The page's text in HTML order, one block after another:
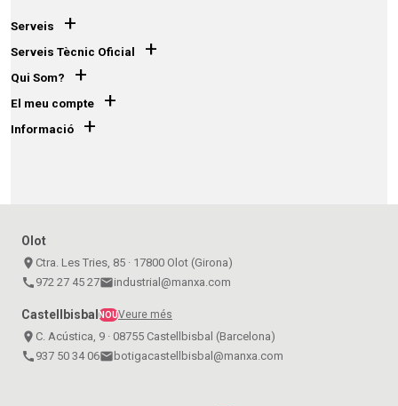
Serveis +
Serveis Tècnic Oficial +
Qui Som? +
El meu compte +
Informació +
Olot
place Ctra. Les Tries, 85 · 17800 Olot (Girona)
call 972 27 45 27emailindustrial@manxa.com
CastellbisbalNOUVeure més
place C. Acústica, 9 · 08755 Castellbisbal (Barcelona)
call 937 50 34 06emailbotigacastellbisbal@manxa.com